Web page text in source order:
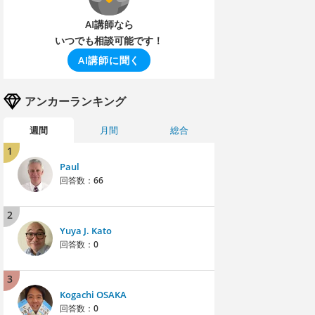
AI講師なら
いつでも相談可能です！
AI講師に聞く
アンカーランキング
週間 月間 総合
1
Paul
回答数： 66
2
Yuya J. Kato
回答数： 0
3
Kogachi OSAKA
回答数： 0